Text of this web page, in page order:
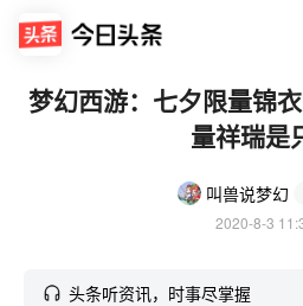
梦幻西游：七夕限量锦
量祥瑞是
叫兽说梦幻
2020-8-3
头条听资讯，时事尽掌握